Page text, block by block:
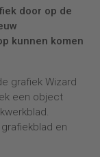
door op de
kunnen komen
grafiek Wizard
een object
en